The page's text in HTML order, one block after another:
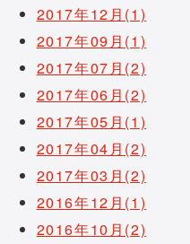
2017年12月(1)
2017年09月(1)
2017年07月(2)
2017年06月(2)
2017年05月(1)
2017年04月(2)
2017年03月(2)
2016年12月(1)
2016年10月(2)